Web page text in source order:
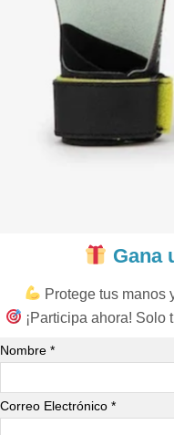
Gana
Protege tus manos
¡Participa ahora! Solo
Nombre *
Correo Electrónico *